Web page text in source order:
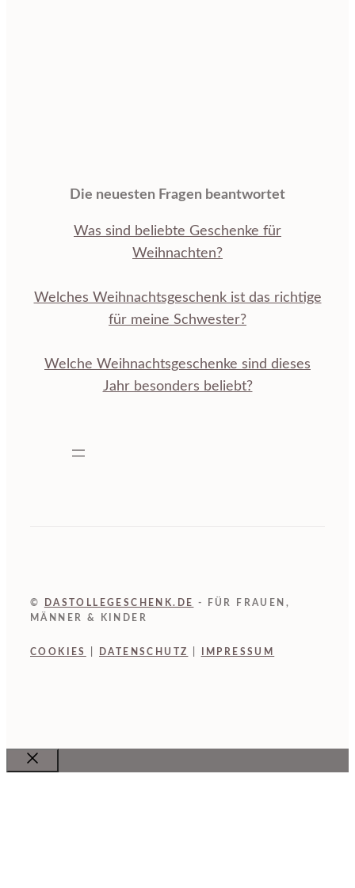
Die neuesten Fragen beantwortet
Was sind beliebte Geschenke für
Weihnachten?
Welches Weihnachtsgeschenk ist das richtige
für meine Schwester?
Welche Weihnachtsgeschenke sind dieses
Jahr besonders beliebt?
© DASTOLLEGESCHENK.DE
- FÜR FRAUEN,
MÄNNER & KINDER
COOKIES DATENSCHUTZ IMPRESSUM